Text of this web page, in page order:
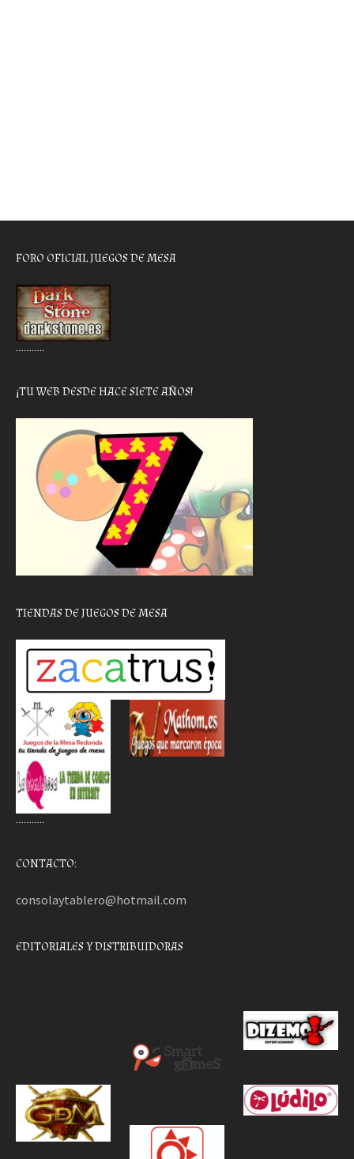
FORO OFICIAL JUEGOS DE MESA
………..
¡TU WEB DESDE HACE SIETE AÑOS!
TIENDAS DE JUEGOS DE MESA
………..
CONTACTO:
consolaytablero@hotmail.com
EDITORIALES Y DISTRIBUIDORAS